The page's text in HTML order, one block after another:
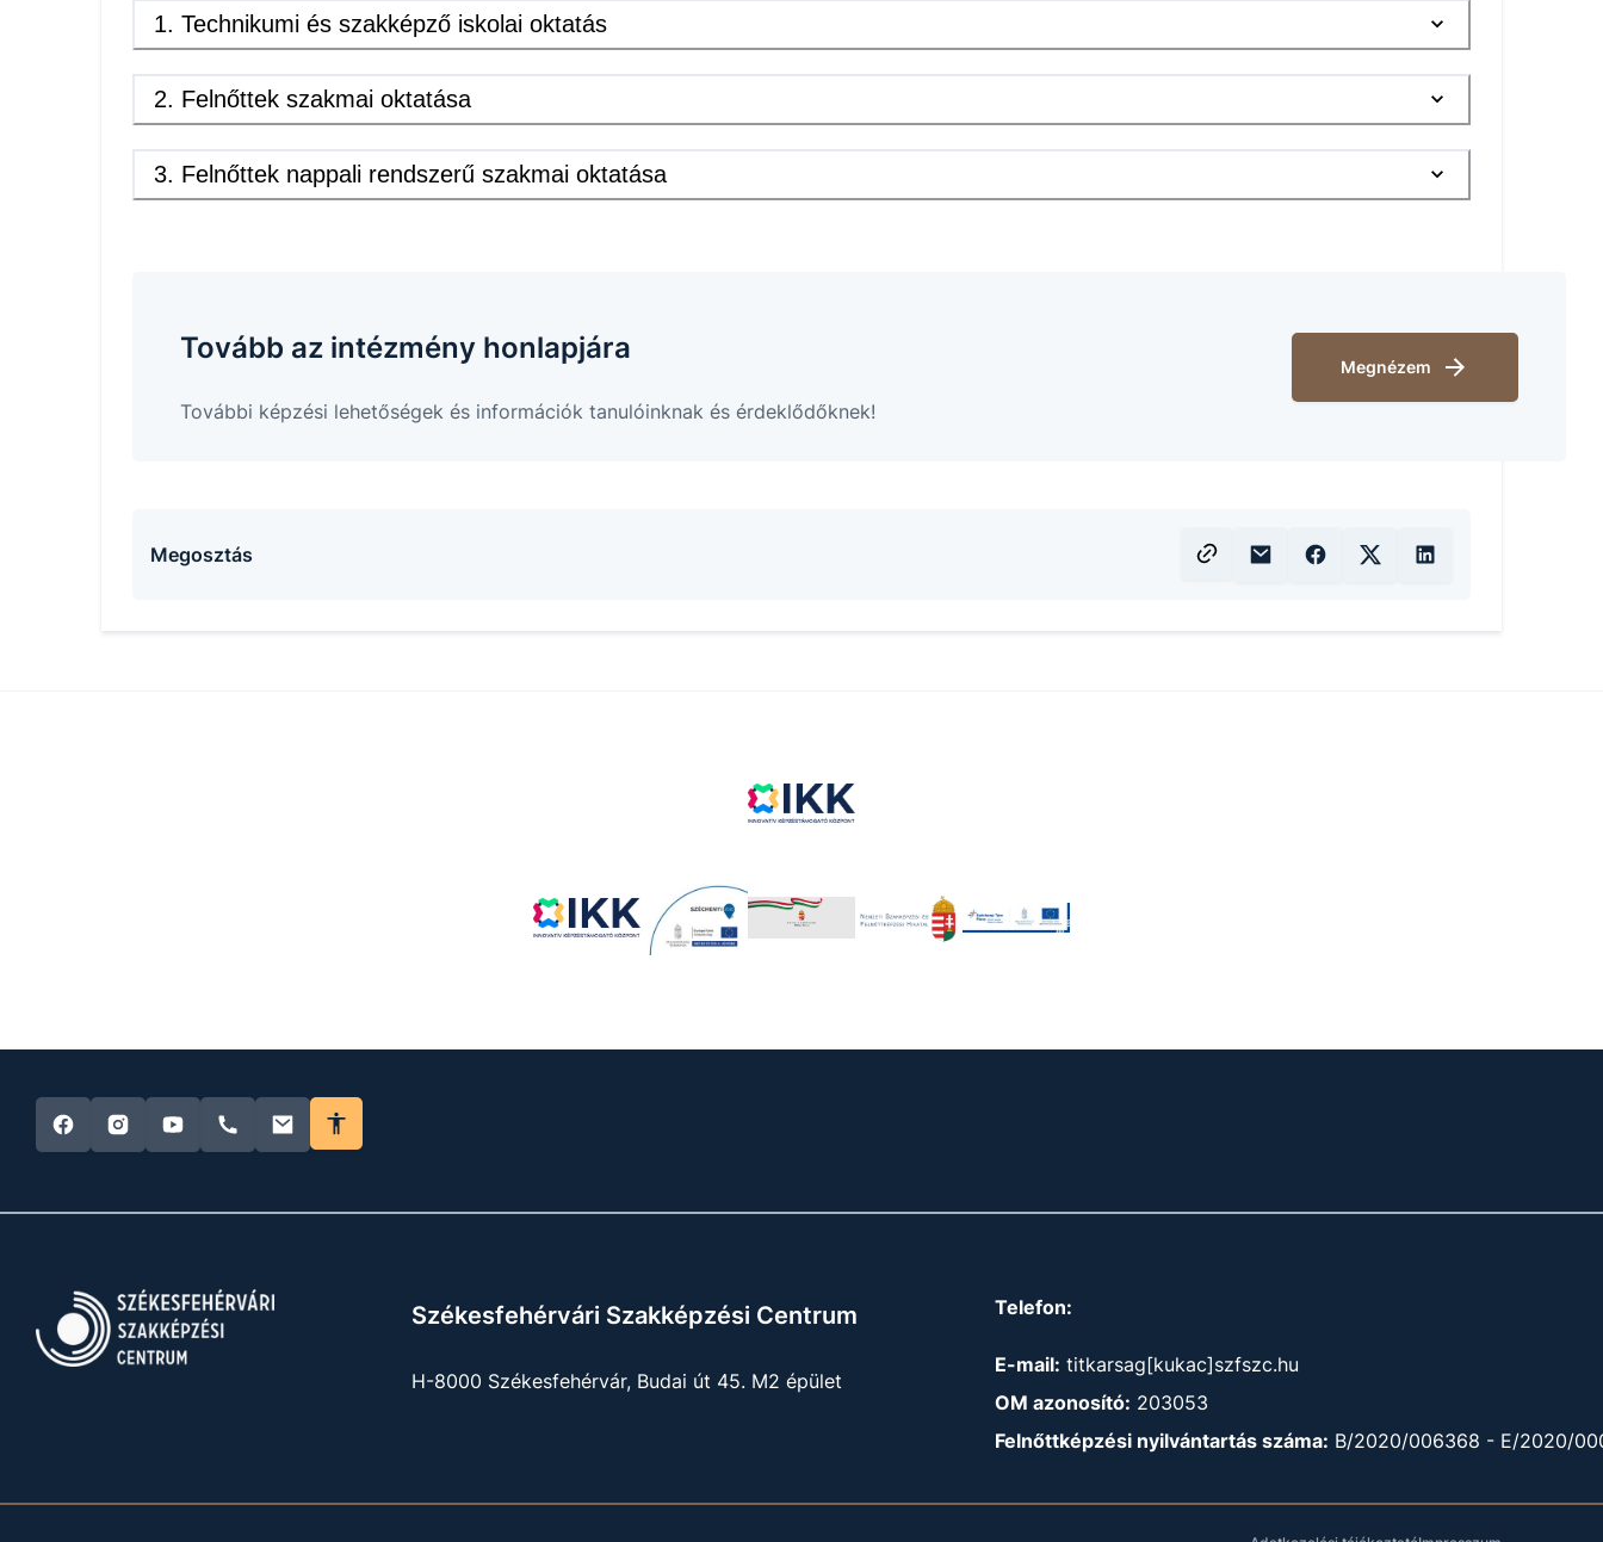
1. Technikumi és szakképző iskolai oktatás
2. Felnőttek szakmai oktatása
3. Felnőttek nappali rendszerű szakmai oktatása
Tovább az intézmény honlapjára
További képzési lehetőségek és információk tanulóinknak és érdeklődőknek!
Megnézem
Megosztás
Székesfehérvári Szakképzési Centrum
H-8000 Székesfehérvár, Budai út 45. M2 épület
Telefon:
E-mail: titkarsag[kukac]szfszc.hu
OM azonosító: 203053
Felnőttképzési nyilvántartás száma: B/2020/006368 - E/2020/